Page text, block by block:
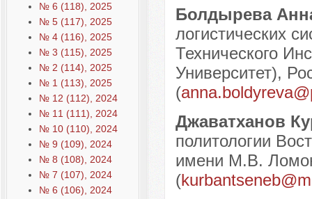
№ 6 (118), 2025
№ 5 (117), 2025
№ 4 (116), 2025
№ 3 (115), 2025
№ 2 (114), 2025
№ 1 (113), 2025
№ 12 (112), 2024
№ 11 (111), 2024
№ 10 (110), 2024
№ 9 (109), 2024
№ 8 (108), 2024
№ 7 (107), 2024
№ 6 (106), 2024
Болдырева
логистических
Технического
Университет),
(
Джаватханов
политологии
имени М.В.
(